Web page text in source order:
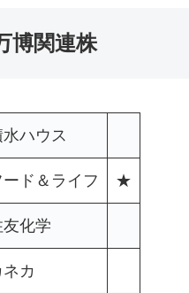
博関連株
水ハウス
ード＆ライフ ★
友化学
ネカ